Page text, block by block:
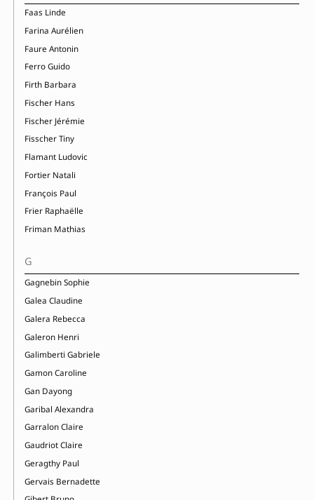
Faas Linde
Farina Aurélien
Faure Antonin
Ferro Guido
Firth Barbara
Fischer Hans
Fischer Jérémie
Fisscher Tiny
Flamant Ludovic
Fortier Natali
François Paul
Frier Raphaëlle
Friman Mathias
G
Gagnebin Sophie
Galea Claudine
Galera Rebecca
Galeron Henri
Galimberti Gabriele
Gamon Caroline
Gan Dayong
Garibal Alexandra
Garralon Claire
Gaudriot Claire
Geragthy Paul
Gervais Bernadette